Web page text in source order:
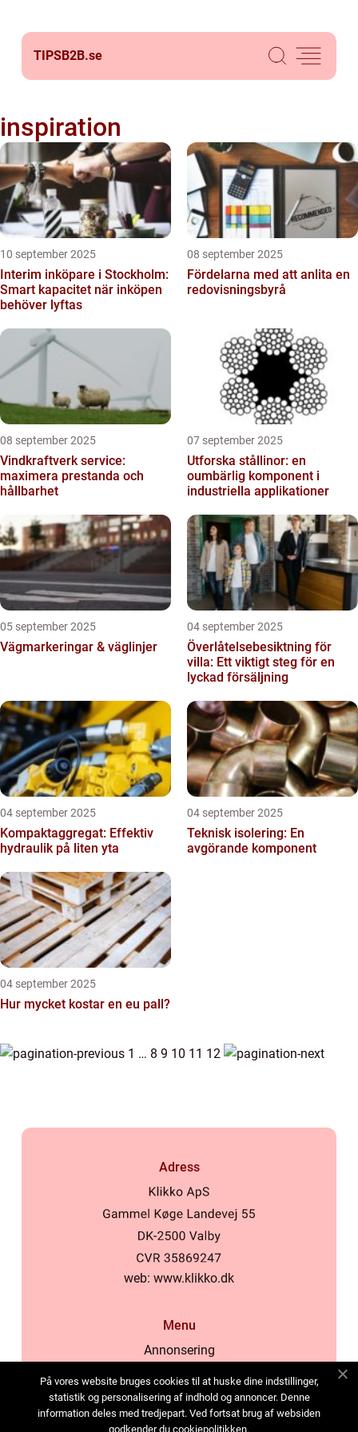
TIPSB2B.se
inspiration
10 september 2025
Interim inköpare i Stockholm:
Smart kapacitet när inköpen
behöver lyftas
08 september 2025
Fördelarna med att anlita en
redovisningsbyrå
08 september 2025
Vindkraftverk service:
maximera prestanda och
hållbarhet
07 september 2025
Utforska stållinor: en
oumbärlig komponent i
industriella applikationer
05 september 2025
Vägmarkeringar & väglinjer
04 september 2025
Överlåtelsebesiktning för
villa: Ett viktigt steg för en
lyckad försäljning
04 september 2025
Kompaktaggregat: Effektiv
hydraulik på liten yta
04 september 2025
Teknisk isolering: En
avgörande komponent
04 september 2025
Hur mycket kostar en eu pall?
1 … 8 9 10 11 12
Adress
web: www.klikko.dk
Menu
Annonsering
Cookies
Kontakta oss
På vores website bruges cookies til at huske dine indstillinger,
statistik og personalisering af indhold og annoncer. Denne
information deles med tredjepart. Ved fortsat brug af websiden
godkender du cookiepolitikken.